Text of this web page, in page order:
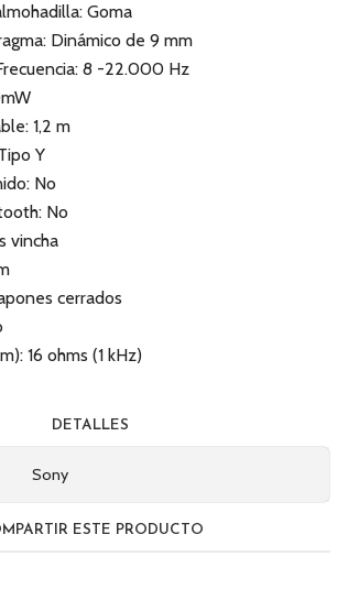
Goma
Dinámico de 9 mm
8 -22.000 Hz
1,2 m
Y
No
No
vincha
cerrados
16 ohms (1 kHz)
DETALLES
Sony
ESTE PRODUCTO